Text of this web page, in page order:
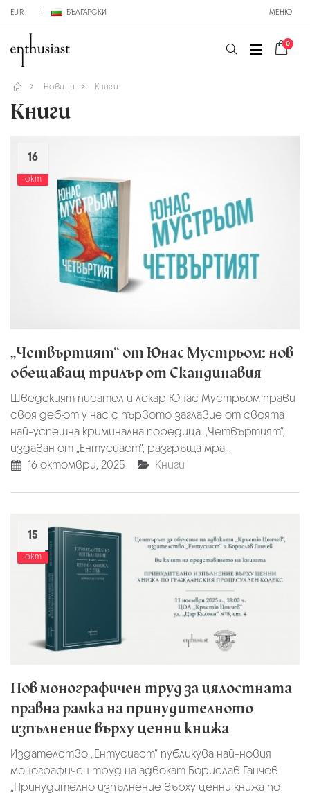
EUR БЪЛГАРСКИ МЕНЮ
0
Новини Книги
Книги
16
окт
„Четвъртият“ от Юнас Мустрьом: нов
обещаващ трилър от Скандинавия
Шведският писател и лекар Юнас Мустрьом прави
своя дебют у нас с първото заглавие от своята
най-успешна криминална поредица. „Четвъртият“,
издаван от „Ентусиаст“, разгръща мра...
16 октомври, 2025
Книги
15
окт
Нов монографичен труд за цялостната
правна рамка на принудителното
изпълнение върху ценни книжа
Издателство „Ентусиаст“ публикува най-новия
монографичен труд на адвокат Борислав Ганчев
„Принудително изпълнение върху ценни книжа по